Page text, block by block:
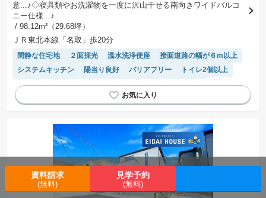
資料請求
(無料)
見学予約
(無料)
意...♪◇寝具類やお洗濯物を一度に沢山干せる南向きワイドバルコ
ニー仕様...♪
/ 98.12m²（29.68坪）
ＪＲ東北本線「名取」歩20分
閑静な住宅地 ２面採光 温水洗浄便座
接面道路の幅が６m以上
システムキッチン
陽当り良好 バリアフリー
トイレ2個以上
浴室乾燥機
長期優良住宅 オール電化
対面キッチン
モニター付きインターホン